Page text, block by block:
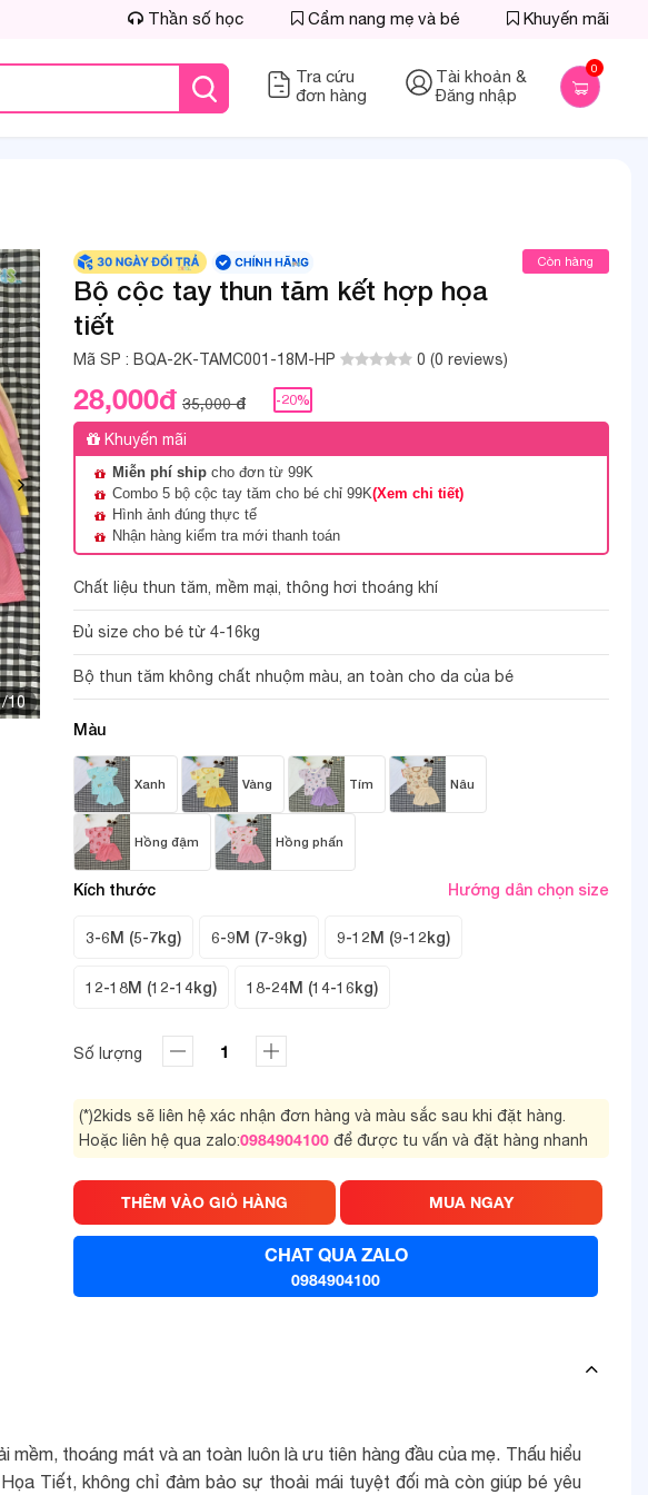
Thần số học Cẩm nang mẹ và bé Khuyến mãi
Tra cứu
đơn hàng
Tài khoản &
Đăng nhập
0
10 2/10
Bộ cộc tay thun tăm kết hợp họa
tiết
Còn hàng
Mã SP : BQA-2K-TAMC001-18M-HP 0 (0 reviews)
28,000đ 35,000 đ -20%
Khuyến mãi
Miễn phí ship cho đơn từ 99K
Combo 5 bộ cộc tay tăm cho bé chỉ 99K(Xem chi tiết)
Hình ảnh đúng thực tế
Nhận hàng kiểm tra mới thanh toán
Chất liệu thun tăm, mềm mại, thông hơi thoáng khí
Đủ size cho bé từ 4-16kg
Bộ thun tăm không chất nhuộm màu, an toàn cho da của bé
Màu
Xanh Vàng Tím Nâu
Hồng đậm Hồng phấn
Kích thước Hướng dẫn chọn size
3-6M (5-7kg) 6-9M (7-9kg) 9-12M (9-12kg)
12-18M (12-14kg) 18-24M (14-16kg)
Số lượng
(*)2kids sẽ liên hệ xác nhận đơn hàng và màu sắc sau khi đặt hàng.
Hoặc liên hệ qua zalo:0984904100 để được tu vấn và đặt hàng nhanh
THÊM VÀO GIỎ HÀNG MUA NGAY
CHAT QUA ZALO
0984904100
thoáng mát và an toàn luôn là ưu tiên hàng đầu của mẹ. Thấu hiểu
Tiết, không chỉ đảm bảo sự thoải mái tuyệt đối mà còn giúp bé yêu